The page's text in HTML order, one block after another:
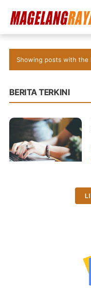
Showing posts with
BERITA TERKINI